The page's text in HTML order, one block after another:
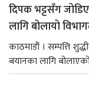
दिपक भट्टसँग
लागि बोलायो
काठमाडौं । सम्पत्ति
बयानका लागि